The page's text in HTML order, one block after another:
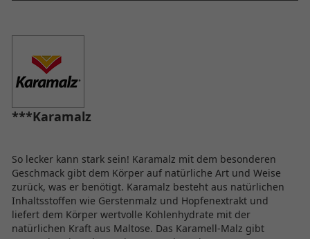
***Karamalz
So lecker kann stark sein! Karamalz mit dem besonderen
Geschmack gibt dem Körper auf natürliche Art und Weise
zurück, was er benötigt. Karamalz besteht aus natürlichen
Inhaltsstoffen wie Gerstenmalz und Hopfenextrakt und
liefert dem Körper wertvolle Kohlenhydrate mit der
natürlichen Kraft aus Maltose. Das Karamell-Malz gibt